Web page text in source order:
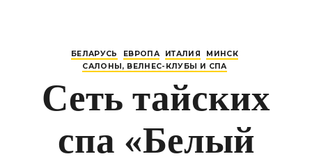
БЕЛАРУСЬ ЕВРОПА ИТАЛИЯ
МИНСК
САЛОНЫ, ВЕЛНЕС-КЛУБЫ И СПА
Сеть тайских
спа «Белый